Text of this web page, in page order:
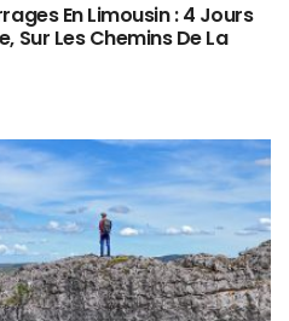
En Limousin : 4 Jours
Sur Les Chemins De La